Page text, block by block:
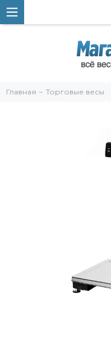
Главная Торговые весы